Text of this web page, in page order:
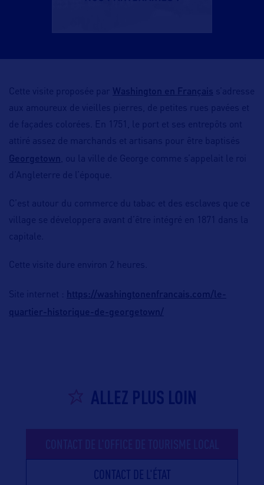
Cette visite proposée par Washington en Français s’adresse
aux amoureux de vieilles pierres, de petites rues pavées et
de façades colorées. En 1751, le port et ses entrepôts ont
attiré assez de marchands et artisans pour être baptisés
Georgetown
, ou la ville de George comme s’appelait le roi
d’Angleterre de l’époque.
C’est autour du commerce du tabac et des esclaves que ce
village se développera avant d’être intégré en 1871 dans la
capitale.
Cette visite dure environ 2 heures.
Site internet : https://washingtonenfrancais.com/le-
quartier-historique-de-georgetown/
ALLEZ PLUS LOIN
CONTACT DE L'ÉTAT